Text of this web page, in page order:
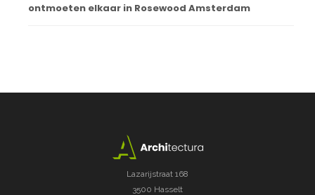
ontmoeten elkaar in Rosewood Amsterdam
Lazarijstraat 168
3500 Hasselt